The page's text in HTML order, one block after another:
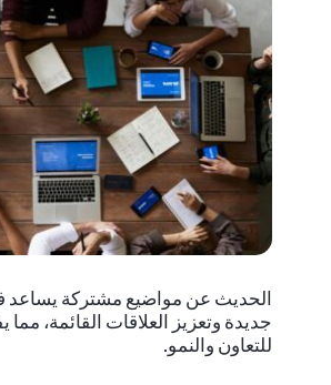
الحديث عن مواضيع مشتركة يساعد
جديدة وتعزيز العلاقات القائمة، مما
للتعاون والنمو.